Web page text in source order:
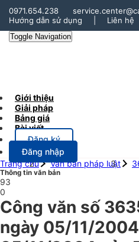
0971.654.238
Hướng dẫn sử dụng
Liên hệ
Toggle Navigation
Giới thiệu
Giải pháp
Bảng giá
Bài viết
Đăng ký
Đăng nhập
Trang chủ
Văn bản pháp luật
Thông tin văn bản
93
0
Công văn số
ngày 05/11/